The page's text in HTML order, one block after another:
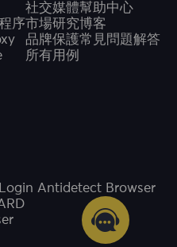
序
社交媒體
市場研究
品牌保護
所有用例
幫助中心
博客
常見問題解答
Antidetect Browser